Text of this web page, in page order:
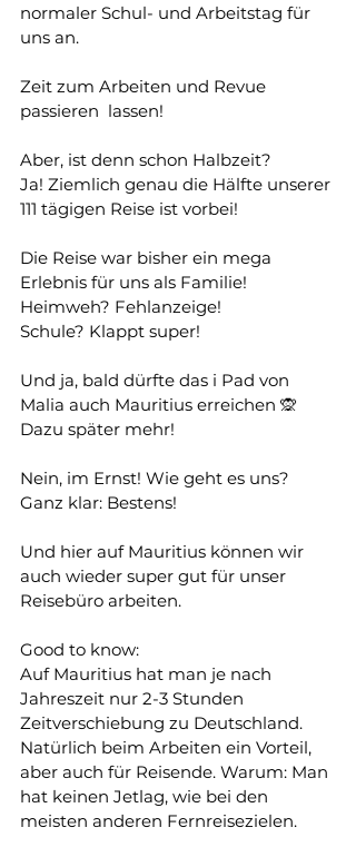
normaler Schul- und Arbeitstag für
uns an.
Zeit zum Arbeiten und Revue
passieren  lassen!
Aber, ist denn schon Halbzeit?
Ja! Ziemlich genau die Hälfte unserer
111 tägigen Reise ist vorbei!
Die Reise war bisher ein mega
Erlebnis für uns als Familie!
Heimweh? Fehlanzeige!
Schule? Klappt super!
Und ja, bald dürfte das i Pad von
Malia auch Mauritius erreichen 🙊
Dazu später mehr!
Nein, im Ernst! Wie geht es uns?
Ganz klar: Bestens!
Und hier auf Mauritius können wir
auch wieder super gut für unser
Reisebüro arbeiten.
Good to know:
Auf Mauritius hat man je nach
Jahreszeit nur 2-3 Stunden
Zeitverschiebung zu Deutschland.
Natürlich beim Arbeiten ein Vorteil,
aber auch für Reisende. Warum: Man
hat keinen Jetlag, wie bei den
meisten anderen Fernreisezielen.